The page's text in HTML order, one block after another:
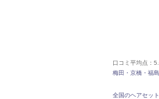
口コミ平均点：
梅田・京橋・福
全国のヘアセット